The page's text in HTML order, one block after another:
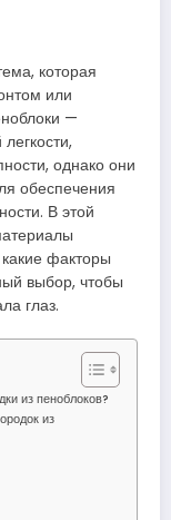
которая
или
—
однако они
обеспечения
В этой
факторы
выбор, чтобы
глаз.
из пеноблоков?
из